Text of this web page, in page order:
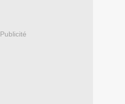
Publicité